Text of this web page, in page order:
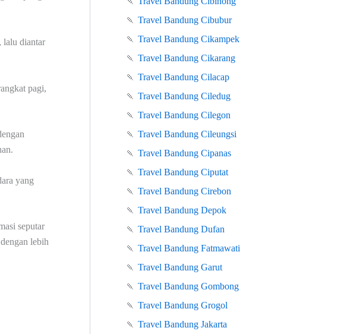
lalu diantar
pagi,
yang
seputar
lebih
🍡 Travel Bandung Cibubur
🍡 Travel Bandung Cikampek
🍡 Travel Bandung Cikarang
🍡 Travel Bandung Cilacap
🍡 Travel Bandung Ciledug
🍡 Travel Bandung Cilegon
🍡 Travel Bandung Cileungsi
🍡 Travel Bandung Cipanas
🍡 Travel Bandung Ciputat
🍡 Travel Bandung Cirebon
🍡 Travel Bandung Depok
🍡 Travel Bandung Dufan
🍡 Travel Bandung Fatmawati
🍡 Travel Bandung Garut
🍡 Travel Bandung Gombong
🍡 Travel Bandung Grogol
🍡 Travel Bandung Jakarta